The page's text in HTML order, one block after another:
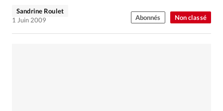
Non classé
Sandrine Roulet
1 Juin 2009
Abonnés